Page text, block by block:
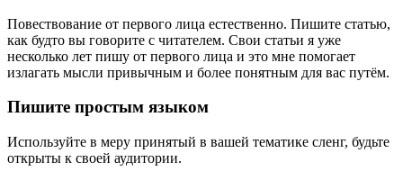
Повествование от первого лица естественно. Пишите статью,
как будто вы говорите с читателем. Свои статьи я уже
несколько лет пишу от первого лица и это мне помогает
излагать мысли привычным и более понятным для вас путём.
Пишите простым языком
Используйте в меру принятый в вашей тематике сленг, будьте
открыты к своей аудитории.